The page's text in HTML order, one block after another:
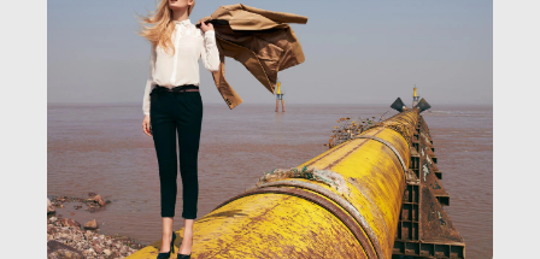
quale e come.